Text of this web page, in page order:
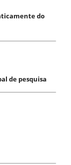
do
de pesquisa